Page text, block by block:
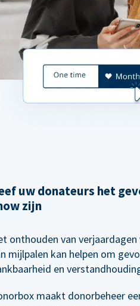
uw donateurs het
zijn
onthouden van
mijlpalen kan helpen om
en
maakt donorbeheer